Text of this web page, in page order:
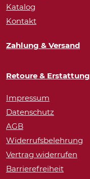
Katalog
Kontakt
Zahlung & Versand
Retoure & Erstattung
Impressum
Datenschutz
AGB
Widerrufsbelehrung
Vertrag widerrufen
Barrierefreiheit